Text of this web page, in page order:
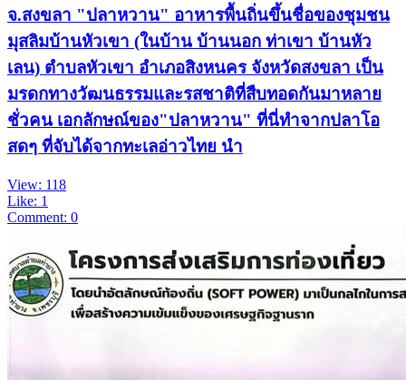
จ.สงขลา "ปลาหวาน" อาหารพื้นถิ่นขึ้นชื่อของชุมชน
มุสลิมบ้านหัวเขา (ในบ้าน บ้านนอก ท่าเขา บ้านหัว
เลน) ตำบลหัวเขา อำเภอสิงหนคร จังหวัดสงขลา เป็น
มรดกทางวัฒนธรรมและรสชาติที่สืบทอดกันมาหลาย
ชั่วคน เอกลักษณ์ของ"ปลาหวาน" ที่นี่ทำจากปลาโอ
สดๆ ที่จับได้จากทะเลอ่าวไทย นำ
View: 118
Like: 1
Comment: 0